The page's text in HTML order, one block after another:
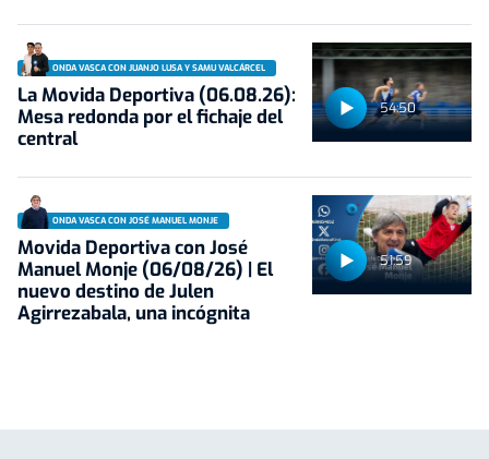
54:50
ONDA VASCA CON JUANJO LUSA Y SAMU VALCÁRCEL
La Movida Deportiva (06.08.26):
Mesa redonda por el fichaje del
central
51:59
ONDA VASCA CON JOSÉ MANUEL MONJE
Movida Deportiva con José
Manuel Monje (06/08/26) | El
nuevo destino de Julen
Agirrezabala, una incógnita